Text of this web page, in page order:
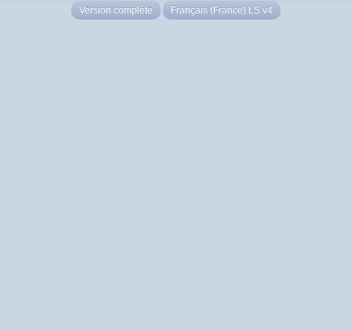
Version complète Français (France) LS v4